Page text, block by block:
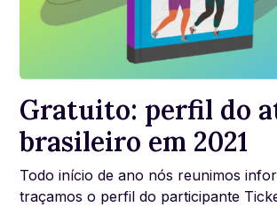
Gratuito: perfil do
brasileiro em 2021
Todo início de ano nós reunimos
traçamos o perfil do participante